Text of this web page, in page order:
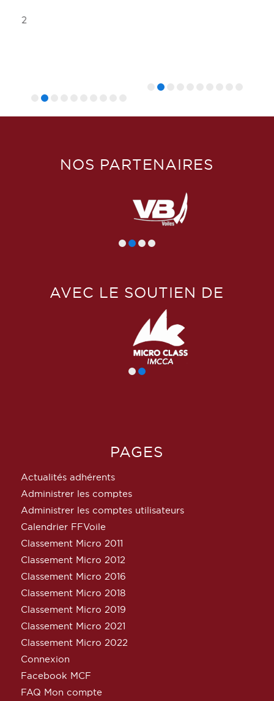
combatives!
NOS PARTENAIRES
AVEC LE SOUTIEN DE
PAGES
Actualités adhérents
Administrer les comptes
Administrer les comptes utilisateurs
Calendrier FFVoile
Classement Micro 2011
Classement Micro 2012
Classement Micro 2016
Classement Micro 2018
Classement Micro 2019
Classement Micro 2021
Classement Micro 2022
Connexion
Facebook MCF
FAQ Mon compte